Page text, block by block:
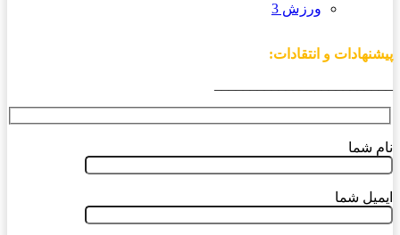
ورزش 3
پیشنهادات و انتقادات:
نام شما
ایمیل شما